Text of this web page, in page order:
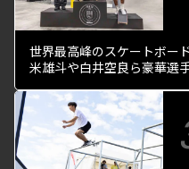
世界最高峰のスケートボー
米雄斗や白井空良ら豪華選